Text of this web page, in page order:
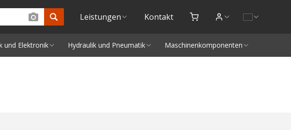
Leistungen Kontakt
und Elektronik Hydraulik und Pneumatik Maschinenkomponenten